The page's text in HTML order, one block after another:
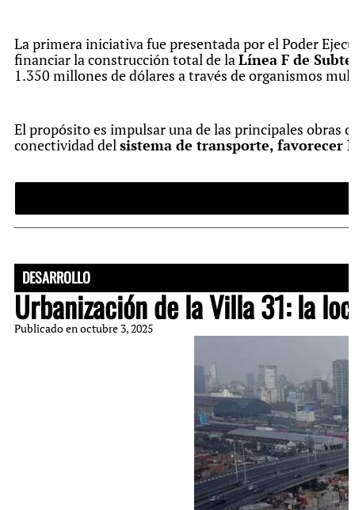
La primera iniciativa fue presentada por el Poder
financiar la construcción total de laLínea F de
1.350 millones de dólares a través de organismos
El propósito es impulsar una de las principales obras
conectividad delsistema de transporte, favorecer
alcance del proyecto, las estimaciones oficiales
podría estar operativo hacia la próxima década, una
La magnitud del emprendimiento incluye la
señalamiento y la compra de material rodante,
DESARROLLO
Urbanización de la Villa 31: la
Publicado enoctubre 3, 2025